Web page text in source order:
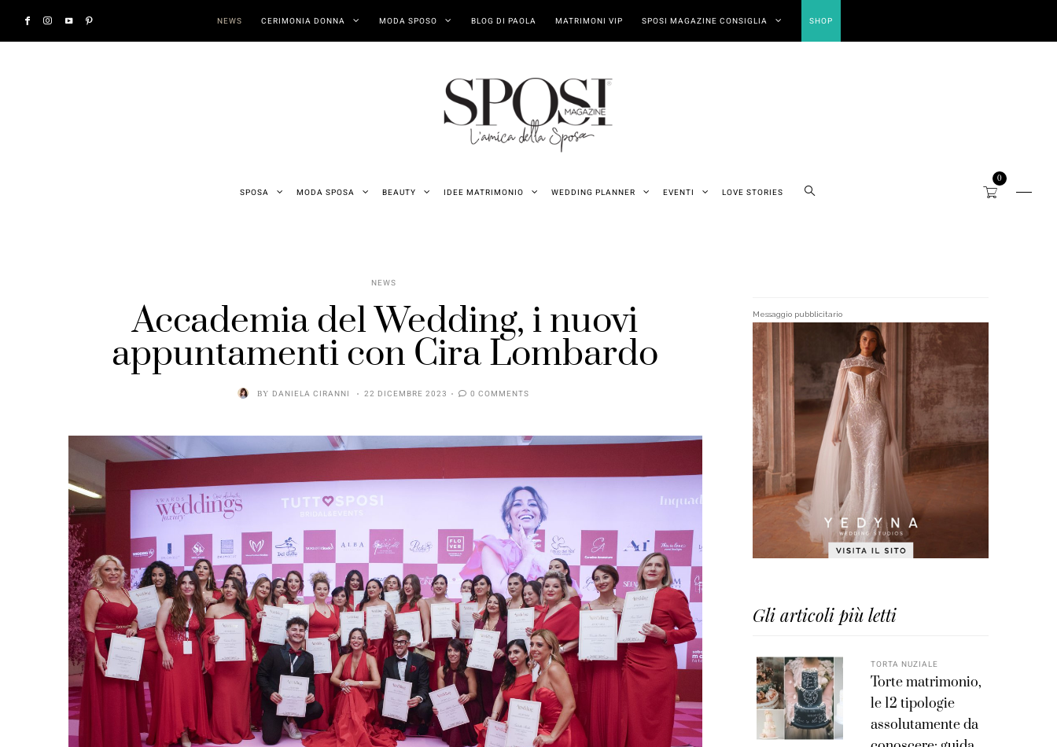
NEWS CERIMONIA DONNA MODA SPOSO BLOG DI PAOLA MATRIMONI VIP SPOSI MAGAZINE CONSIGLIA SHOP
SPOSA MODA SPOSA BEAUTY IDEE MATRIMONIO WEDDING PLANNER EVENTI LOVE STORIES
0
NEWS
Accademia del Wedding, i nuovi
appuntamenti con Cira Lombardo
BY DANIELA CIRANNI 22 DICEMBRE 2023 0 COMMENTS
Messaggio pubblicitario
Gli articoli più letti
TORTA NUZIALE
Torte matrimonio,
le 12 tipologie
assolutamente da